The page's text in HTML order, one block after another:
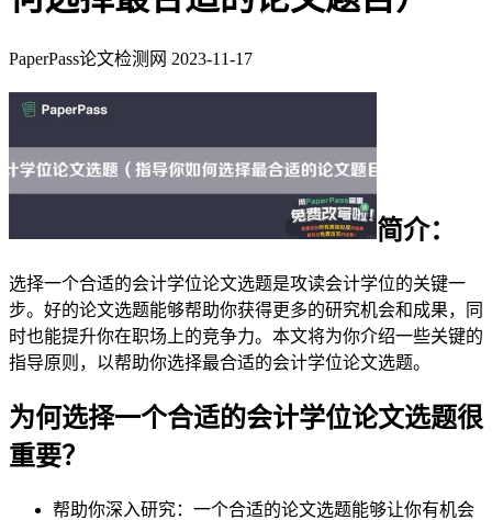
PaperPass论文检测网 2023-11-17
简介：
选择一个合适的会计学位论文选题是攻读会计学位的关键一
步。好的论文选题能够帮助你获得更多的研究机会和成果，同
时也能提升你在职场上的竞争力。本文将为你介绍一些关键的
指导原则，以帮助你选择最合适的会计学位论文选题。
为何选择一个合适的会计学位论文选题很
重要？
帮助你深入研究：一个合适的论文选题能够让你有机会